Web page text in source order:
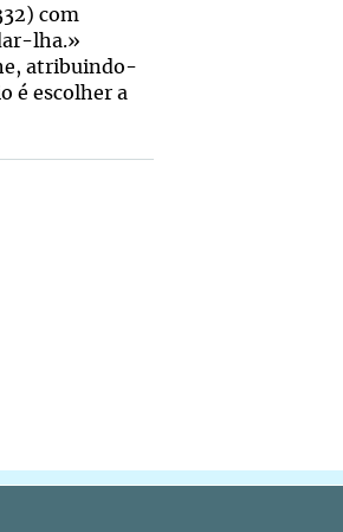
com
lha.»
atribuindo-
é escolher a